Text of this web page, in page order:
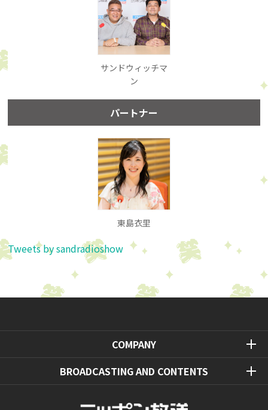
サンドウィッチマ
ン
パートナー
東島衣里
Tweets by sandradioshow
COMPANY
BROADCASTING AND CONTENTS